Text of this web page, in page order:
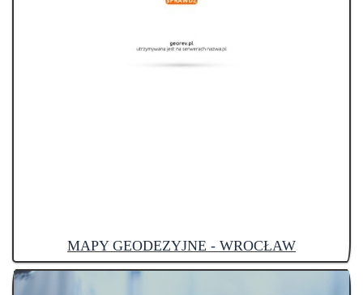
MAPY GEODEZYJNE - WROCŁAW